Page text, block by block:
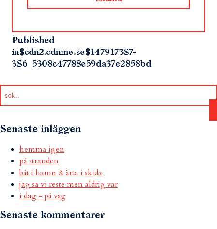
Published
in$cdn2.cdnme.se$1479173$7-
3$6_5308c47788e59da37e2858bd
Senaste inläggen
hemma igen
på stranden
båt i hamn & ärta i skida
jag sa vi reste men aldrig var
i dag = på väg
Senaste kommentarer